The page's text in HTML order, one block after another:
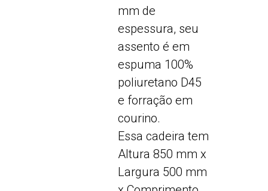
mm de
espessura, seu
assento é em
espuma 100%
poliuretano D45
e forração em
courino.
Essa cadeira tem
Altura 850 mm x
Largura 500 mm